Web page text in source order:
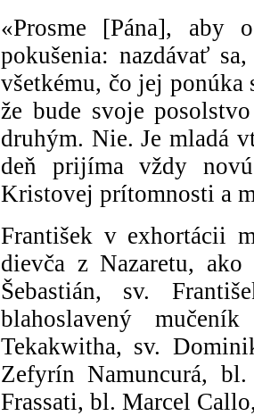
«Prosme [Pána], aby
pokušenia: nazdávať
všetkému, čo jej ponúka
že bude svoje
druhým. Nie. Je mladá
deň prijíma vždy
Kristovej prítomnosti a
František v exhortácii
dievča z Nazaretu,
Šebastián, sv.
blahoslavený
Tekakwitha, sv.
Zefyrín Namuncurá,
Frassati, bl. Marcel